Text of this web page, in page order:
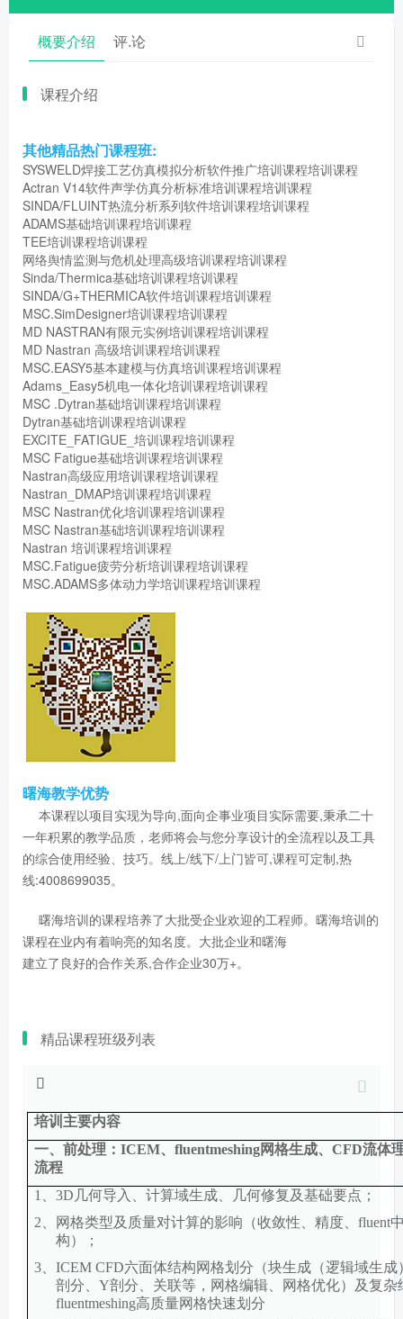
概要介绍 评.论
课程介绍
其他精品热门课程班:
SYSWELD焊接工艺仿真模拟分析软件推广培训课程培训课程
Actran V14软件声学仿真分析标准培训课程培训课程
SINDA/FLUINT热流分析系列软件培训课程培训课程
ADAMS基础培训课程培训课程
TEE培训课程培训课程
网络舆情监测与危机处理高级培训课程培训课程
Sinda/Thermica基础培训课程培训课程
SINDA/G+THERMICA软件培训课程培训课程
MSC.SimDesigner培训课程培训课程
MD NASTRAN有限元实例培训课程培训课程
MD Nastran 高级培训课程培训课程
MSC.EASY5基本建模与仿真培训课程培训课程
Adams_Easy5机电一体化培训课程培训课程
MSC .Dytran基础培训课程培训课程
Dytran基础培训课程培训课程
EXCITE_FATIGUE_培训课程培训课程
MSC Fatigue基础培训课程培训课程
Nastran高级应用培训课程培训课程
Nastran_DMAP培训课程培训课程
MSC Nastran优化培训课程培训课程
MSC Nastran基础培训课程培训课程
Nastran 培训课程培训课程
MSC.Fatigue疲劳分析培训课程培训课程
MSC.ADAMS多体动力学培训课程培训课程
曙海教学优势
本课程以项目实现为导向,面向企事业项目实际需要,秉承二十
一年积累的教学品质，老师将会与您分享设计的全流程以及工具
的综合使用经验、技巧。线上/线下/上门皆可,课程可定制,热
线:4008699035。
曙海培训的课程培养了大批受企业欢迎的工程师。曙海培训的
课程在业内有着响亮的知名度。大批企业和曙海
建立了良好的合作关系,合作企业30万+。
精品课程班级列表
培训主要内容
一、前处理：ICEM、fluentmeshing网格生成、CFD流体
流程
1、3D 几何导入、计算域生成、几何修复及基础要点；
2、
网格类型及质量对计算的影响（收敛性、精度、fluent
构）；
3、ICEM CFD六面体结构网格划分 （块生成（逻辑域生
剖分、Y剖分、关联等，网格编辑、网格优化）及复杂
fluentmeshing高质量网格快速划分